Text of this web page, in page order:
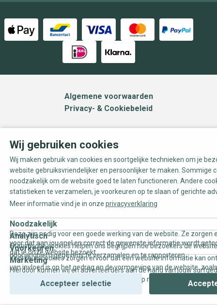
Algemene voorwaarden
Privacy- & Cookiebeleid
Wij gebruiken cookies
Wij maken gebruik van cookies en soortgelijke technieken om je
website gebruiksvriendelijker en persoonlijker te maken. Sommige
noodzakelijk om de website goed te laten functioneren. Andere
statistieken te verzamelen, je voorkeuren op te slaan of gerichte
Meer informatie vind je in onze privacyverklaring
Noodzakelijk
Deze zijn nodig voor een goede werking van de website. Ze zorgen
voor dat aan jou snel en correct de gewenste informatie wordt
dat je onze website bezoekt.
Analytisch
Statistische cookies helpen ons begrijpen hoe bezoekers de
door anoniem gegevens te verzamelen en te rapporteren.
Voorkeuren
Voorkeurscookies zorgen ervoor dat een website informatie kan
van invloed is op het gedrag en de vormgeving van de website,
Marketing
Hierdoor kunnen wij en adverteerders aan de hand van jouw
gepersonaliseerde online advertenties en op maat gemaakte
Accepteer selectie